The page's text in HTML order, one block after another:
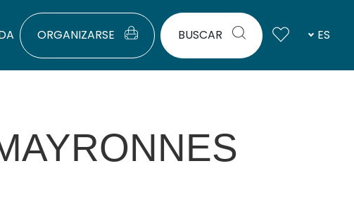
ORGANIZARSE BUSCAR ES